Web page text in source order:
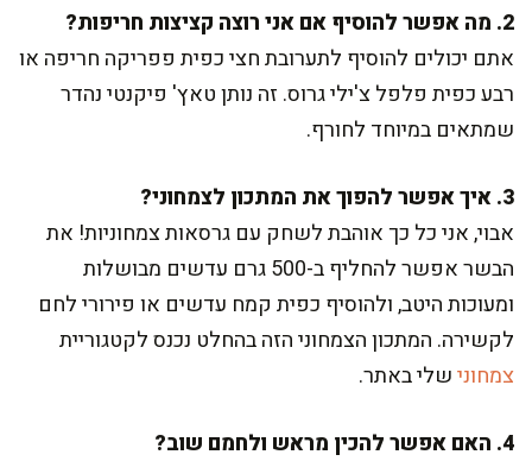
2. מה אפשר להוסיף אם אני רוצה קציצות חריפות?
אתם יכולים להוסיף לתערובת חצי כפית פפריקה חריפה או
רבע כפית פלפל צ'ילי גרוס. זה נותן טאץ' פיקנטי נהדר
שמתאים במיוחד לחורף.
3. איך אפשר להפוך את המתכון לצמחוני?
אבוי, אני כל כך אוהבת לשחק עם גרסאות צמחוניות! את
הבשר אפשר להחליף ב-500 גרם עדשים מבושלות
ומעוכות היטב, ולהוסיף כפית קמח עדשים או פירורי לחם
לקשירה. המתכון הצמחוני הזה בהחלט נכנס לקטגוריית
צמחונישלי באתר.
4. האם אפשר להכין מראש ולחמם שוב?